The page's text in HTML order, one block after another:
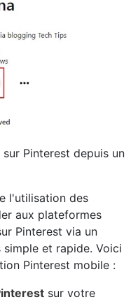
sur Pinterest depuis un
l'utilisation des
aux plateformes
Pinterest via un
et rapide. Voici
Pinterest mobile :
sur votre